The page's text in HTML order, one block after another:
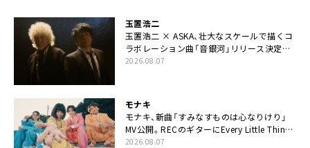
玉置浩二
玉置浩二 × ASKA、壮大なスケールで描くコ
ラボレーション曲「音銀河」リリース決定。
カップリングには新曲「命の宿り」収録も
2026.08.07
モナキ
モナキ、新曲「すみなすものは心なりけり」
MV公開。RECのギターにEvery Little Thing・
伊藤一朗参加も
2026.08.07